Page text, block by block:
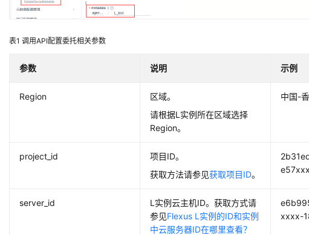
表1调用API配置委托相关参数
参数 说明 示例
Region
区域。
请根据L实例所在区域选择
Region。
中国-
project_id
项目ID。
获取方法请参见获取项目ID。
server_id
L实例云主机ID。获取方式请
参见Flexus L实例的ID和实例
中云服务器ID在哪里查看？
xxxx-